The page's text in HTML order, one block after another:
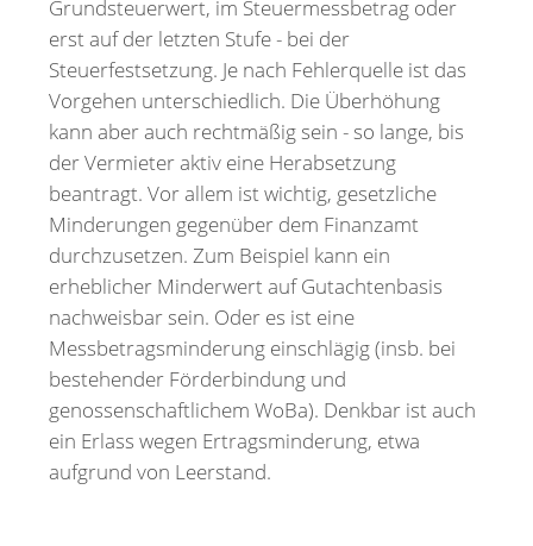
Grundsteuerwert, im Steuermessbetrag oder
erst auf der letzten Stufe - bei der
Steuerfestsetzung. Je nach Fehlerquelle ist das
Vorgehen unterschiedlich. Die Überhöhung
kann aber auch rechtmäßig sein - so lange, bis
der Vermieter aktiv eine Herabsetzung
beantragt. Vor allem ist wichtig, gesetzliche
Minderungen gegenüber dem Finanzamt
durchzusetzen. Zum Beispiel kann ein
erheblicher Minderwert auf Gutachtenbasis
nachweisbar sein. Oder es ist eine
Messbetragsminderung einschlägig (insb. bei
bestehender Förderbindung und
genossenschaftlichem WoBa). Denkbar ist auch
ein Erlass wegen Ertragsminderung, etwa
aufgrund von Leerstand.